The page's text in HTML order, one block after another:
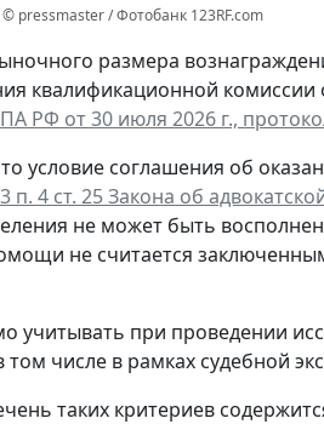
© pressmaster / Фотобанк 123RF.com
размера
квалификационной комиссии
РФ от 30 июля 2026 г.,
условие соглашения об
п. 4 ст. 25 Закона об
не может быть
не считается
учитывать при проведении
числе в рамках судебной
таких критериев